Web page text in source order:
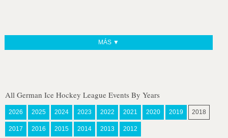
MÁS ▼
All German Ice Hockey League Events By Years
2026 2025 2024 2023 2022 2021 2020 2019 2018
2017 2016 2015 2014 2013 2012